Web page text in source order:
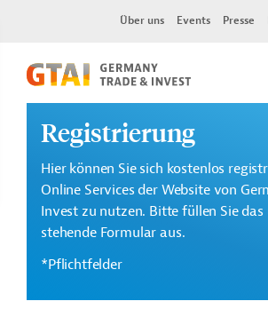
Über uns Events Presse
Registrierung
Hier können Sie sich kostenlos
Online Services der Website von
Invest zu nutzen. Bitte füllen Sie das
stehende Formular aus.
*Pflichtfelder